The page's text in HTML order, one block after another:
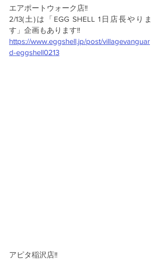
エアポートウォーク店!!
2/13(土)は「EGG SHELL 1日店長やりま
す」企画もあります!!
https://www.eggshell.jp/post/villagevanguar
d-eggshell0213
アピタ稲沢店!!